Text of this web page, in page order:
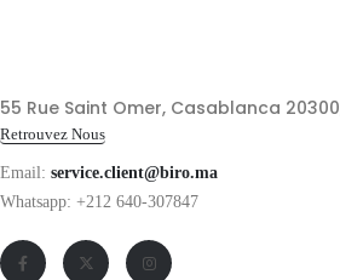
55 Rue Saint Omer, Casablanca
Retrouvez Nous
Email: service.client@biro.ma
Whatsapp: +212 640-307847